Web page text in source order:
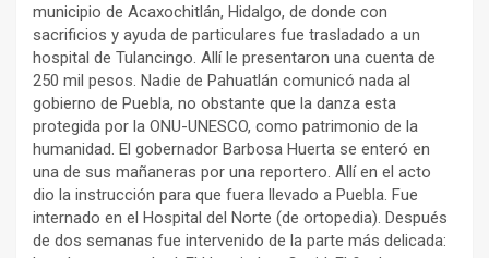
municipio de Acaxochitlán, Hidalgo, de donde con
sacrificios y ayuda de particulares fue trasladado a un
hospital de Tulancingo. Allí le presentaron una cuenta de
250 mil pesos. Nadie de Pahuatlán comunicó nada al
gobierno de Puebla, no obstante que la danza esta
protegida por la ONU-UNESCO, como patrimonio de la
humanidad. El gobernador Barbosa Huerta se enteró en
una de sus mañaneras por una reportero. Allí en el acto
dio la instrucción para que fuera llevado a Puebla. Fue
internado en el Hospital del Norte (de ortopedia). Después
de dos semanas fue intervenido de la parte más delicada: